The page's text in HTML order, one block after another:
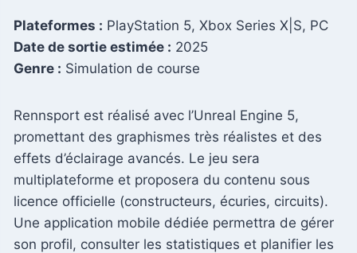
Plateformes : PlayStation 5, Xbox Series X|S, PC
Date de sortie estimée : 2025
Genre : Simulation de course
Rennsport est réalisé avec l’Unreal Engine 5,
promettant des graphismes très réalistes et des
effets d’éclairage avancés. Le jeu sera
multiplateforme et proposera du contenu sous
licence officielle (constructeurs, écuries, circuits).
Une application mobile dédiée permettra de gérer
son profil, consulter les statistiques et planifier les